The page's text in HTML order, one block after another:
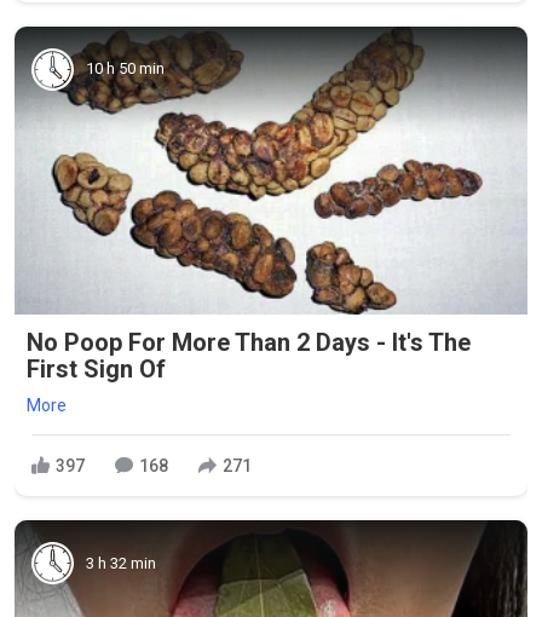
10 h 50 min
No Poop For More Than 2 Days - It's The
First Sign Of
More
397 168 271
3 h 32 min